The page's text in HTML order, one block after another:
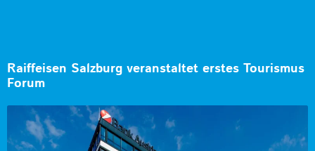
Raiffeisen Salzburg veranstaltet erstes Tourismus
Forum